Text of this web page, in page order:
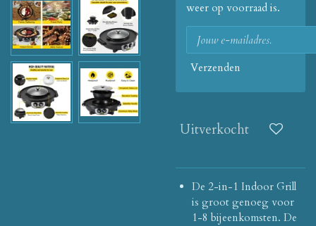
weer op voorraad is.
Verzenden
Uitverkocht
De 2-in-1 Indoor Grill
is groot genoeg voor
1-8 bijeenkomsten. De